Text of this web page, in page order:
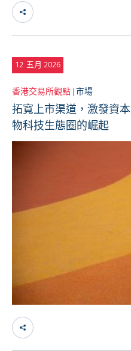
12 五月 2026
香港交易所觀點 |市場
拓寬上市渠道，激發資
物科技生態圈的崛起